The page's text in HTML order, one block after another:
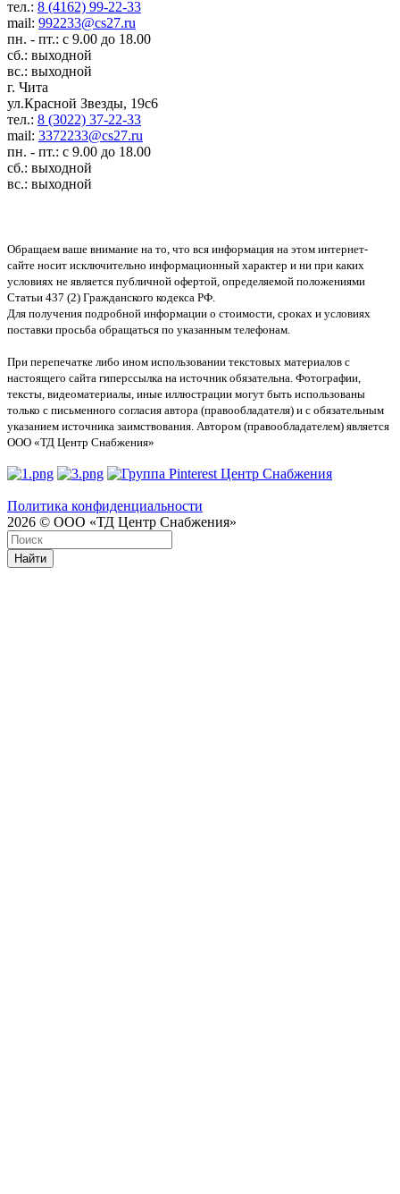
тел.: 8 (4162) 99-22-33
mail: 992233@cs27.ru
пн. - пт.: с 9.00 до 18.00
сб.: выходной
вс.: выходной
г. Чита
ул.Красной Звезды, 19с6
тел.: 8 (3022) 37-22-33
mail: 3372233@cs27.ru
пн. - пт.: с 9.00 до 18.00
сб.: выходной
вс.: выходной
Обращаем ваше внимание на то, что вся информация на этом интернет-
сайте носит исключительно информационный характер и ни при каких
условиях не является публичной офертой, определяемой положениями
Статьи 437 (2) Гражданского кодекса РФ.
Для получения подробной информации о стоимости, сроках и условиях
поставки просьба обращаться по указанным телефонам.
При перепечатке либо ином использовании текстовых материалов с
настоящего сайта гиперссылка на источник обязательна. Фотографии,
тексты, видеоматериалы, иные иллюстрации могут быть использованы
только с письменного согласия автора (правообладателя) и с обязательным
указанием источника заимствования. Автором (правообладателем) является
ООО «ТД Центр Снабжения»
Политика конфиденциальности
2026 © ООО «ТД Центр Снабжения»
Найти